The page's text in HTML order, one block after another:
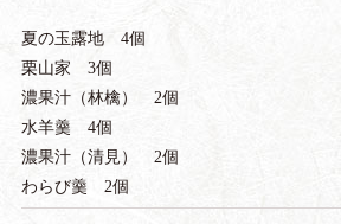
夏の玉露地 4個
栗山家 3個
濃果汁（林檎） 2個
水羊羹 4個
濃果汁（清見） 2個
わらび羹 2個